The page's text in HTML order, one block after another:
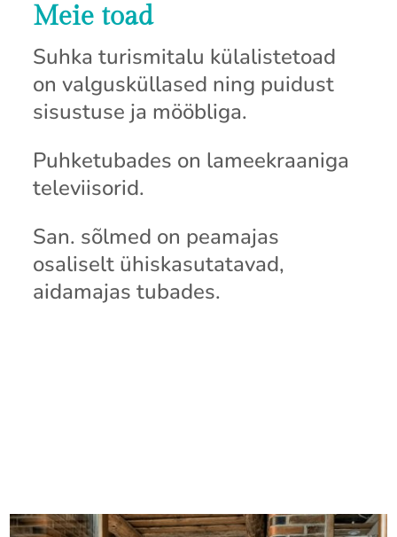
Meie toad
Suhka turismitalu külalistetoad
on valgusküllased ning puidust
sisustuse ja mööbliga.
Puhketubades on lameekraaniga
televiisorid.
San. sõlmed on peamajas
osaliselt ühiskasutatavad,
aidamajas tubades.